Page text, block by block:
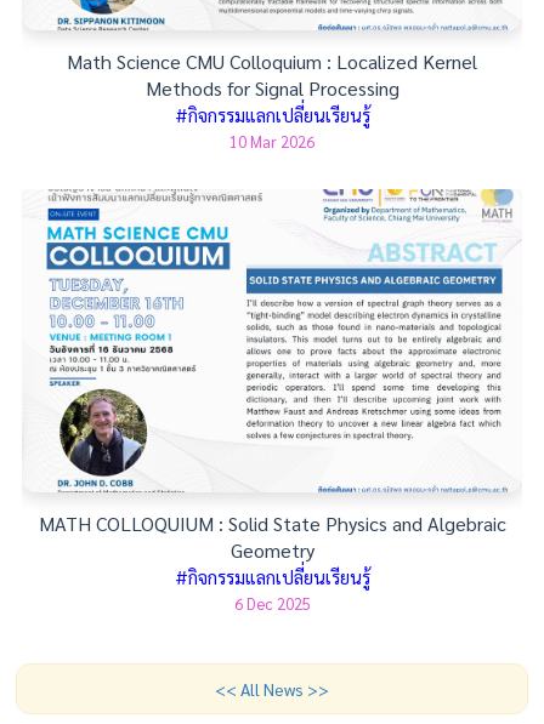
Math Science CMU Colloquium : Localized Kernel
Methods for Signal Processing
#กิจกรรมแลกเปลี่ยนเรียนรู้
10 Mar 2026
MATH COLLOQUIUM : Solid State Physics and Algebraic
Geometry
#กิจกรรมแลกเปลี่ยนเรียนรู้
6 Dec 2025
<< All News >>